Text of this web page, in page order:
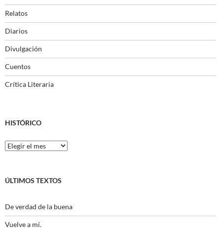
Relatos
Diarios
Divulgación
Cuentos
Crítica Literaria
HISTÓRICO
Histórico
ÚLTIMOS TEXTOS
De verdad de la buena
Vuelve a mí.